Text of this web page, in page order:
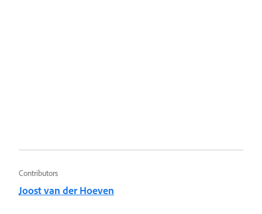
Contributors
Joost van der Hoeven